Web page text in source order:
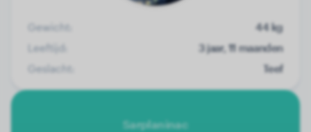
Gewicht:
44 kg
Leeftijd:
3 jaar, 11 maanden
Geslacht:
Teef
Sarplaninac